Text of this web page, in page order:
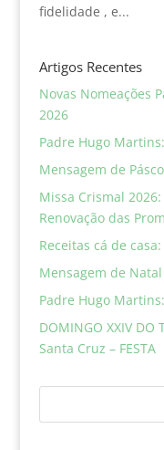
fidelidade , e...
Artigos Recentes
Novas Nomeações
2026
Padre Hugo
Mensagem de
Missa Crismal
Renovação das
Receitas cá de
Mensagem de Natal
Padre Hugo
DOMINGO XXIV DO
Santa Cruz – FESTA